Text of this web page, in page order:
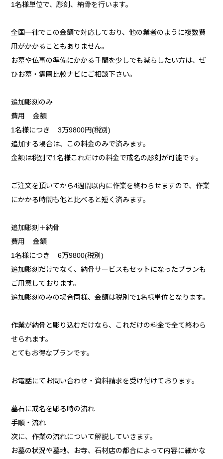
1名様単位で、彫刻、納骨を行います。
全国一律でこの金額で対応しており、他の業者のように複数費
用がかかることもありません。
お墓や仏事の準備にかかる手間を少しでも減らしたい方は、ぜ
ひお墓・霊園比較ナビにご相談下さい。
追加彫刻のみ
費用 金額
1名様につき 3万9800円(税別)
追加する場合は、この料金のみで済みます。
金額は税別で1名様これだけの料金で戒名の彫刻が可能です。
ご注文を頂いてから4週間以内に作業を終わらせますので、作業
にかかる時間も他と比べると短く済みます。
追加彫刻＋納骨
費用 金額
1名様につき 6万9800(税別)
追加彫刻だけでなく、納骨サービスもセットになったプランも
ご用意しております。
追加彫刻のみの場合同様、金額は税別で1名様単位となります。
作業が納骨と彫り込むだけなら、これだけの料金で全て終わら
せられます。
とてもお得なプランです。
お電話にてお問い合わせ・資料請求を受け付けております。
墓石に戒名を彫る時の流れ
手順・流れ
次に、作業の流れについて解説していきます。
お墓の状況や墓地、お寺、石材店の都合によって内容に細かな